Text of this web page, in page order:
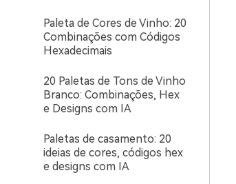
Paleta de Cores de Vinho: 20
Combinações com Códigos
Hexadecimais
20 Paletas de Tons de Vinho
Branco: Combinações, Hex
e Designs com IA
Paletas de casamento: 20
ideias de cores, códigos hex
e designs com IA